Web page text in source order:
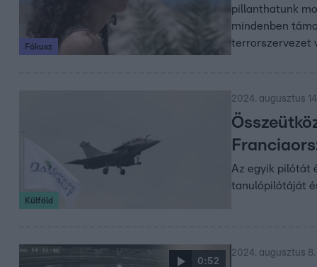
Fókusz
pillanthatunk
mindenben
terrorszervezet
Külföld
2024. augusztus
Az egyik pilótát
tanulópilótáját
0:52
2024. augusztus 8.